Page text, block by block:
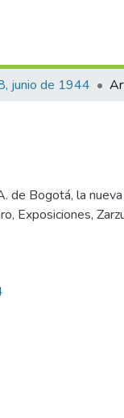
junio de 1944
de Bogotá, la
Exposiciones,